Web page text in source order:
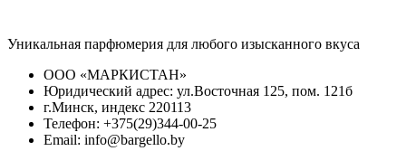
66.99Br
Уникальная парфюмерия для любого изысканного вкуса
ООО «МАРКИСТАН»
Юридический адрес: ул.Восточная 125, пом. 121б
г.Минск, индекс 220113
Телефон: +375(29)344-00-25
Email: info@bargello.by